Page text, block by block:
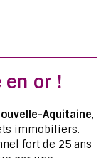
or !
Aquitaine,
immobiliers.
fort de 25 ans